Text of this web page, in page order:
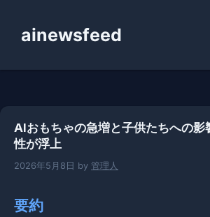
ainewsfeed
AIおもちゃの急増と子供たちへの影
性が浮上
2026年5月8日 by 管理人
要約